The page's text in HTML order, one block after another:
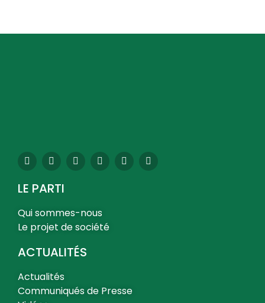
LE PARTI
Qui sommes-nous
Le projet de société
ACTUALITÉS
Actualités
Communiqués de Presse